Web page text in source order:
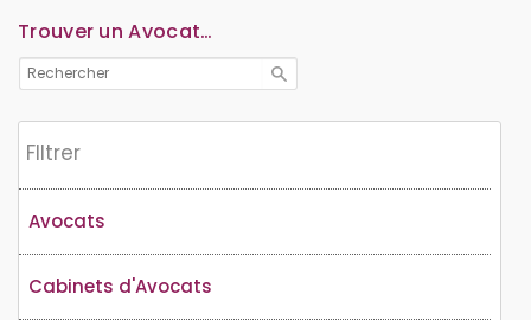
Trouver un Avocat…
Flltrer
Avocats
Cabinets d'Avocats